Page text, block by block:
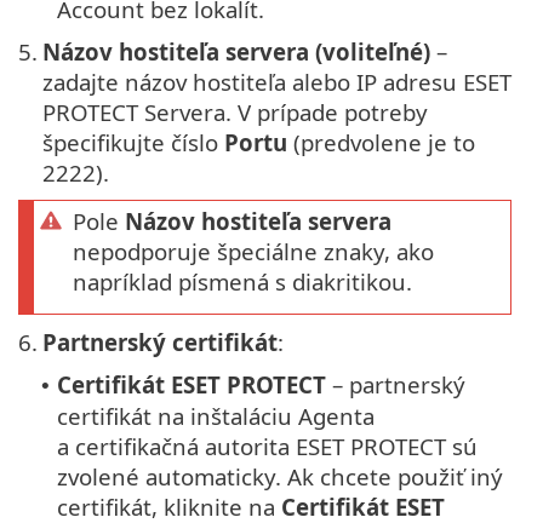
Account bez lokalít.
5. Názov hostiteľa servera (voliteľné) –
zadajte názov hostiteľa alebo IP adresu ESET
PROTECT Servera. V prípade potreby
špecifikujte číslo Portu (predvolene je to
2222).
Pole Názov hostiteľa servera
nepodporuje špeciálne znaky, ako
napríklad písmená s diakritikou.
6. Partnerský certifikát:
• Certifikát ESET PROTECT – partnerský
certifikát na inštaláciu Agenta
a certifikačná autorita ESET PROTECT sú
zvolené automaticky. Ak chcete použiť iný
certifikát, kliknite na Certifikát ESET